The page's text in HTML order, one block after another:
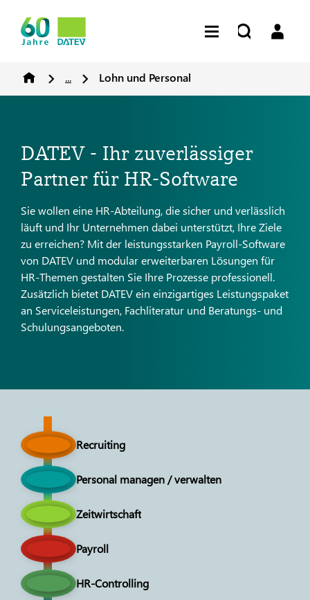
... Lohn und Personal
DATEV - Ihr zuverlässiger
Partner für HR-Software
Sie wollen eine HR-Abteilung, die sicher und verlässlich
läuft und Ihr Unternehmen dabei unterstützt, Ihre Ziele
zu erreichen? Mit der leistungsstarken Payroll-Software
von DATEV und modular erweiterbaren Lösungen für
HR-Themen gestalten Sie Ihre Prozesse professionell.
Zusätzlich bietet DATEV ein einzigartiges Leistungspaket
an Serviceleistungen, Fachliteratur und Beratungs- und
Schulungsangeboten.
Recruiting
Personal managen / verwalten
Zeitwirtschaft
Payroll
HR-Controlling